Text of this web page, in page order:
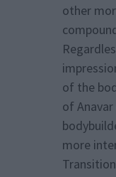
other
of the
of
more